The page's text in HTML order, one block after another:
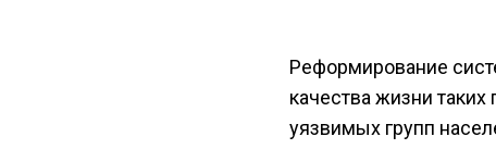
Реформирование
качества жизни
уязвимых групп